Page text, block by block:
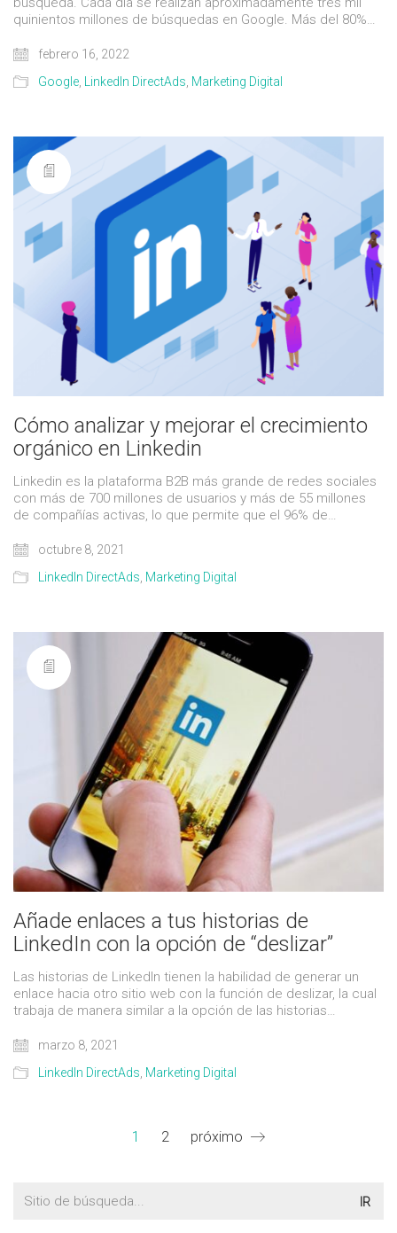
quinientos millones de búsquedas en Google. Más del 80%…
febrero 16, 2022
Google
LinkedIn DirectAds Marketing Digital
Cómo analizar y mejorar el crecimiento
orgánico en Linkedin
Linkedin es la plataforma B2B más grande de redes sociales
con más de 700 millones de usuarios y más de 55 millones
de compañías activas, lo que permite que el 96% de…
octubre 8, 2021
LinkedIn DirectAds Marketing Digital
Añade enlaces a tus historias de
LinkedIn con la opción de “deslizar”
Las historias de LinkedIn tienen la habilidad de generar un
enlace hacia otro sitio web con la función de deslizar, la cual
trabaja de manera similar a la opción de las historias…
marzo 8, 2021
LinkedIn DirectAds Marketing Digital
1 2 próximo